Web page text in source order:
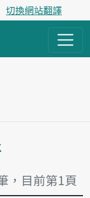
切換網站翻譯
，目前第1頁